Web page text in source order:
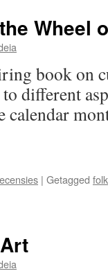
Wheel
book on
different
calendar
| Getagged